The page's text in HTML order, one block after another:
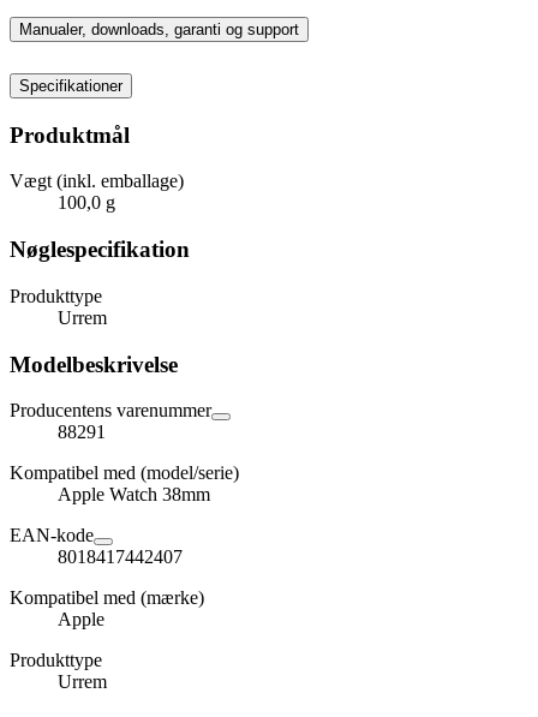
Manualer, downloads, garanti og support
Specifikationer
Produktmål
Vægt (inkl. emballage)
100,0 g
Nøglespecifikation
Produkttype
Urrem
Modelbeskrivelse
Producentens varenummer
88291
Kompatibel med (model/serie)
Apple Watch 38mm
EAN-kode
8018417442407
Kompatibel med (mærke)
Apple
Produkttype
Urrem